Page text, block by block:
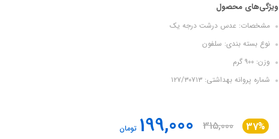
ویژگی‌های محصول
مشخصات: عدس درشت درجه یک
نوع بسته بندی: سلفون
وزن: ۹۰۰ گرم
شماره پروانه بهداشتی: ۱۲۷/۳۰۷۱۳
37%
315,000
199,000 تومان